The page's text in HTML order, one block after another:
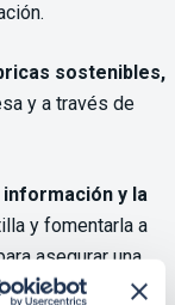
sostenibles,
y a través de
y la
y fomentarla a
asegurar una
de valor.